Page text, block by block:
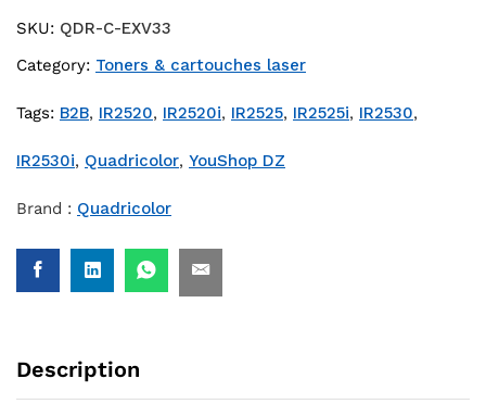
SKU: QDR-C-EXV33
Category: Toners & cartouches laser
Tags: B2B, IR2520, IR2520i, IR2525, IR2525i, IR2530,
IR2530i, Quadricolor, YouShop DZ
Brand : Quadricolor
Description